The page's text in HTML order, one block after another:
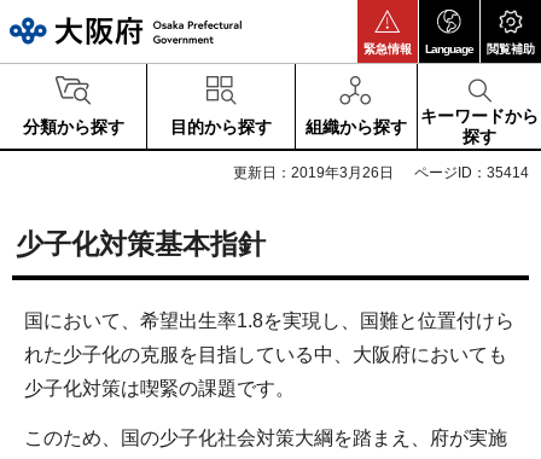
緊急情報 Language 閲覧補助
分類から探す 目的から探す 組織から探す
キーワードから
探す
更新日：2019年3月26日 ページID：35414
少子化対策基本指針
国において、希望出生率1.8を実現し、国難と位置付けら
れた少子化の克服を目指している中、大阪府においても
少子化対策は喫緊の課題です。
このため、国の少子化社会対策大綱を踏まえ、府が実施